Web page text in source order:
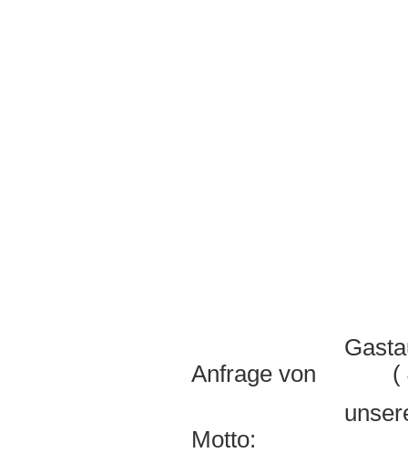
Gastauftritt
Anfrage von (
unserem
Motto: